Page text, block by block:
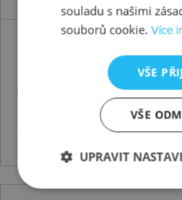
Přívěsek Emozioni
Coin
2225 Kč
souladu s našimi
souborů cookie.Více
VŠE
VŠE
UPRAVIT